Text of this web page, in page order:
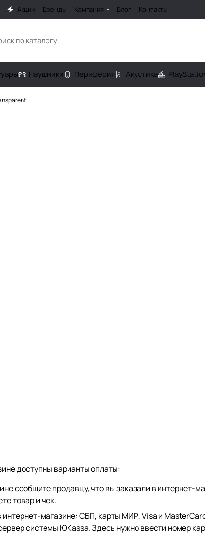
Акции Бренды Компания Блог Контакты
Наушники Периферия Акустика
доступны варианты оплаты:
сообщите продавцу, что вы заказали в интернет-
товар и чек.
магазине: СБП, карты МИР, Visa и
системы ЮKassa. Здесь нужно ввести номер